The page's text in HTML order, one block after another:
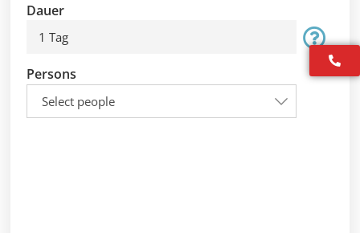
Dauer
1 Tag
Persons
Select people